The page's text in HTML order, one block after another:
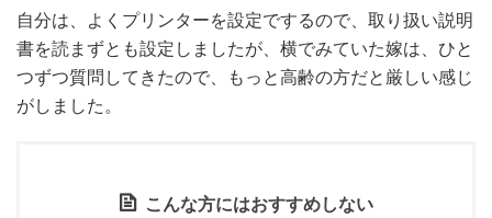
自分は、よくプリンターを設定でするので、取り扱い説明
書を読まずとも設定しましたが、横でみていた嫁は、ひと
つずつ質問してきたので、もっと高齢の方だと厳しい感じ
がしました。
こんな方にはおすすめしない